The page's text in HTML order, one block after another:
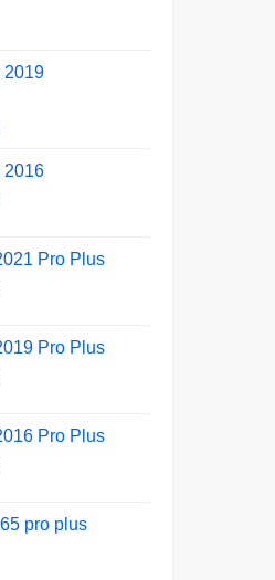
2019
2016
Pro Plus
Pro Plus
Pro Plus
pro plus